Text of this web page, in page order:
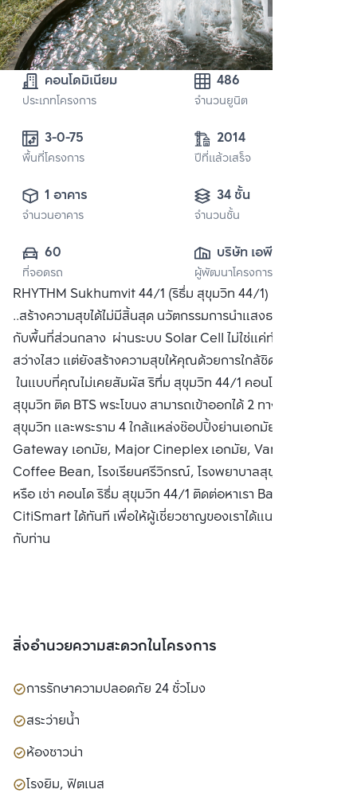
คอนโดมิเนียม
ประเภทโครงการ
486
จำนวนยูนิต
3-0-75
พื้นที่โครงการ
2014
ปีที่แล้วเสร็จ
1 อาคาร
จำนวนอาคาร
34 ชั้น
จำนวนชั้น
60
ที่จอดรถ
บริษัท เอพี (ไทย
แลนด์)
จำกัด(มหาชน)
ผู้พัฒนาโครงการ
RHYTHM Sukhumvit 44/1 (ริธึ่ม สุขุมวิท 44/1) ธรรมชาติ
..สร้างความสุขได้ไม่มีสิ้นสุด นวัตกรรมการนำแสงธรรมชาติมาใช้
กับพื้นที่ส่วนกลาง ผ่านระบบ Solar Cell ไม่ใช่แค่ทำให้ชีวิต
สว่างไสว แต่ยังสร้างความสุขให้คุณด้วยการใกล้ชิดธรรมชาติ
ในแบบที่คุณไม่เคยสัมผัส ริทึ่ม สุขุมวิท 44/1 คอนโดหรู ริมถนน
สุขุมวิท ติด BTS พระโขนง สามารถเข้าออกได้ 2 ทาง ทั้งเส้นถนน
สุขุมวิท และพระราม 4 ใกล้แหล่งช๊อปปิ้งย่านเอกมัย เช่น
Gateway เอกมัย, Major Cineplex เอกมัย, Vanilla,
Coffee Bean, โรงเรียนศรีวิกรณ์, โรงพยาบาลสุขุมวิท ซื้อ ขาย
หรือ เช่า คอนโด ริธึ่ม สุขุมวิท 44/1 ติดต่อหาเรา Bangkok
CitiSmart ได้ทันที เพื่อให้ผู้เชี่ยวชาญของเราได้แนะนำคอนโดให้
กับท่าน
สิ่งอำนวยความสะดวกในโครงการ
การรักษาความปลอดภัย 24 ชั่วโมง
สระว่ายน้ำ
ห้องซาวน่า
โรงยิม, ฟิตเนส